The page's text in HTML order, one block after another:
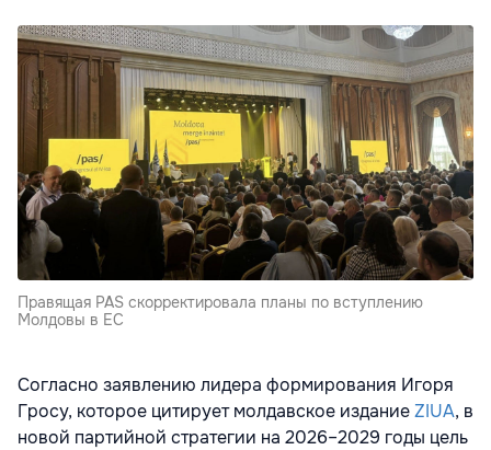
Правящая PAS скорректировала планы по вступлению
Молдовы в ЕС
Согласно заявлению лидера формирования Игоря
Гросу, которое цитирует молдавское изданиеZIUA, в
новой партийной стратегии на 2026–2029 годы цель